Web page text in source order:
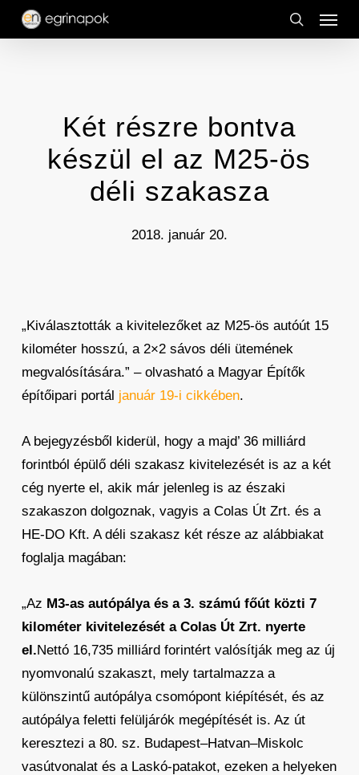
Skip
search
Menu
Két részre bontva
készül el az M25-ös
déli szakasza
2018. január 20.
„Kiválasztották a kivitelezőket az M25-ös autóút 15
kilométer hosszú, a 2×2 sávos déli ütemének
megvalósítására.” – olvasható a Magyar Építők
építőipari portál január 19-i cikkében.
A bejegyzésből kiderül, hogy a majd’ 36 milliárd
forintból épülő déli szakasz kivitelezését is az a két
cég nyerte el, akik már jelenleg is az északi
szakaszon dolgoznak, vagyis a Colas Út Zrt. és a
HE-DO Kft. A déli szakasz két része az alábbiakat
foglalja magában:
„Az M3-as autópálya és a 3. számú főút közti 7
kilométer kivitelezését a Colas Út Zrt. nyerte
el.Nettó 16,735 milliárd forintért valósítják meg az új
nyomvonalú szakaszt, mely tartalmazza a
különszintű autópálya csomópont kiépítését, és az
autópálya feletti felüljárók megépítését is. Az út
keresztezi a 80. sz. Budapest–Hatvan–Miskolc
vasútvonalat és a Laskó-patakot, ezeken a helyeken